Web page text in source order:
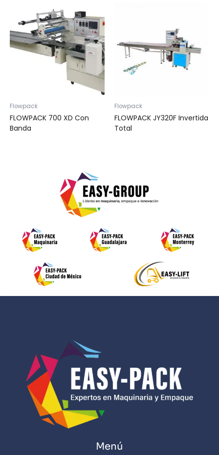
Flowpack
FLOWPACK 700 XD Con
Banda
Flowpack
FLOWPACK JY320F Invertida
Total
Menú